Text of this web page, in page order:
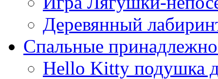
Деревянный
Спальные
Hello Kitty подушка